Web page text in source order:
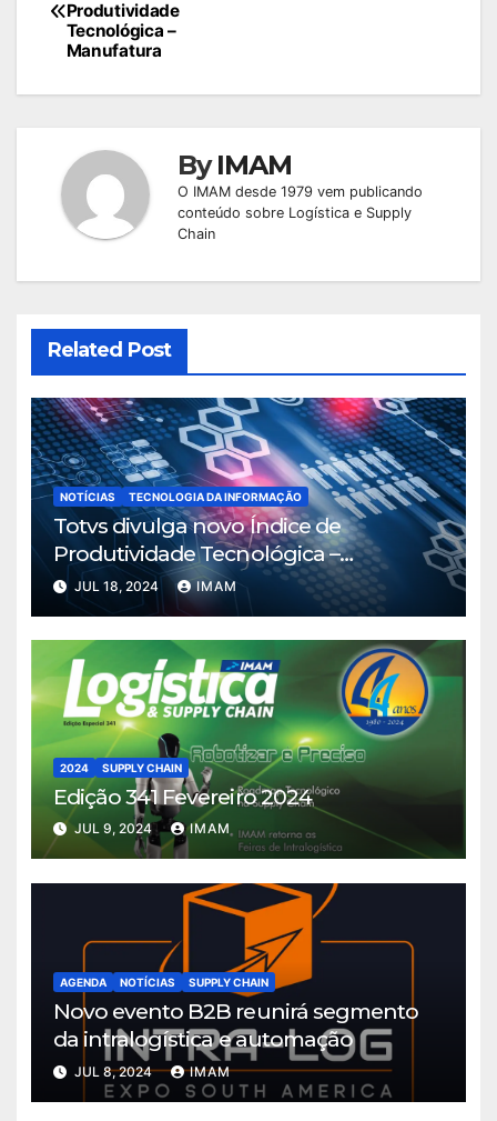
de
Post
Produtividade
Tecnológica –
Manufatura
ByIMAM
O IMAM desde 1979 vem publicando
conteúdo sobre Logística e Supply
Chain
Related Post
NOTÍCIAS TECNOLOGIA DA INFORMAÇÃO
Totvs divulga novo Índice de
Produtividade Tecnológica –
Manufatura
JUL 18, 2024 IMAM
2024 SUPPLY CHAIN
Edição 341 Fevereiro 2024
JUL 9, 2024 IMAM
AGENDA NOTÍCIAS SUPPLY CHAIN
Novo evento B2B reunirá segmento
da intralogística e automação
JUL 8, 2024 IMAM